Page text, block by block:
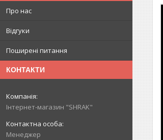
Про нас
Відгуки
Поширені питання
КОНТАКТИ
Інтернет-магазин "SHRAK"
Менеджер